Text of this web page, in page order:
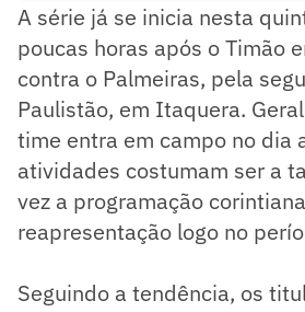
A série já se inicia nesta
poucas horas após o Timão
contra o Palmeiras, pela
Paulistão, em Itaquera.
time entra em campo no dia
atividades costumam ser a
vez a programação
reapresentação logo no
Seguindo a tendência, os